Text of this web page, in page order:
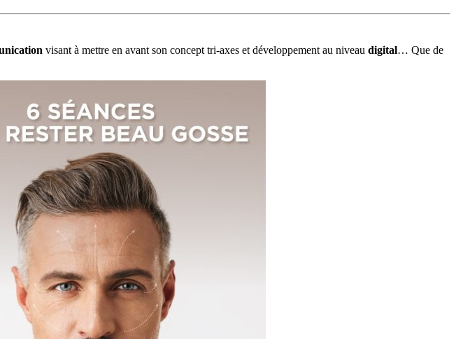
visant à mettre en avant son concept tri-axes et développement au niveau digital… Que de